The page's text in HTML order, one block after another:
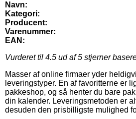
Navn:
Kategori:
Producent:
Varenummer:
EAN:
Vurderet til 4.5 ud af 5 stjerner
Masser af online firmaer yder
leveringstyper. En af favoritterne er
pakkeshop, og så henter du bare
din kalender. Leveringsmetoden er
desuden den prisbilligste mulighed